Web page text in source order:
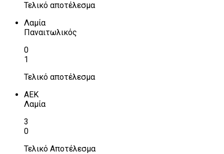
Τελικό αποτέλεσμα
Λαμία
Παναιτωλικός
0
1
Τελικό αποτέλεσμα
ΑΕΚ
Λαμία
3
0
Τελικό Αποτέλεσμα